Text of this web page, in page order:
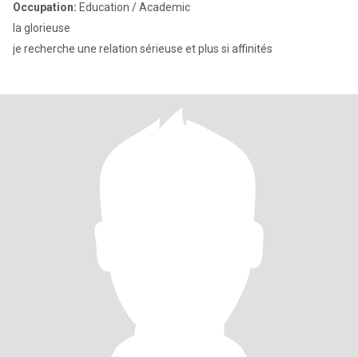
Occupation: Education / Academic
la glorieuse
je recherche une relation sérieuse et plus si affinités